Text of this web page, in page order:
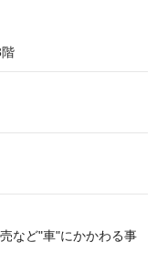
など"車"にかかわる事